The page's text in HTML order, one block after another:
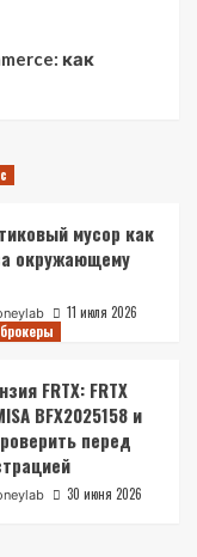
как
мусор как
окружающему
11 июля 2026
FRTX: FRTX
BFX2025158 и
перед
30 июня 2026